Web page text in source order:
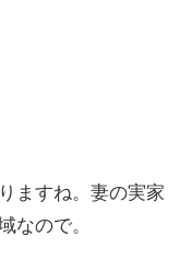
ますね。妻の実家
なので。